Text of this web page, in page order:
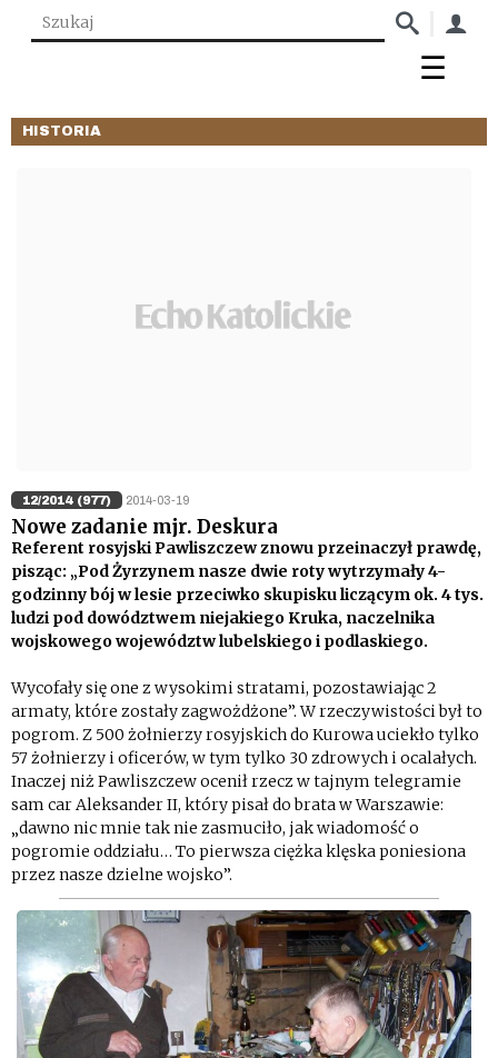
HISTORIA
12/2014 (977) 2014-03-19
Nowe zadanie mjr. Deskura
Referent rosyjski Pawliszczew znowu przeinaczył prawdę,
pisząc: „Pod Żyrzynem nasze dwie roty wytrzymały 4-
godzinny bój w lesie przeciwko skupisku liczącym ok. 4 tys.
ludzi pod dowództwem niejakiego Kruka, naczelnika
wojskowego województw lubelskiego i podlaskiego.
Wycofały się one z wysokimi stratami, pozostawiając 2
armaty, które zostały zagwożdżone”. W rzeczywistości był to
pogrom. Z 500 żołnierzy rosyjskich do Kurowa uciekło tylko
57 żołnierzy i oficerów, w tym tylko 30 zdrowych i ocalałych.
Inaczej niż Pawliszczew ocenił rzecz w tajnym telegramie
sam car Aleksander II, który pisał do brata w Warszawie:
„dawno nic mnie tak nie zasmuciło, jak wiadomość o
pogromie oddziału… To pierwsza ciężka klęska poniesiona
przez nasze dzielne wojsko”.